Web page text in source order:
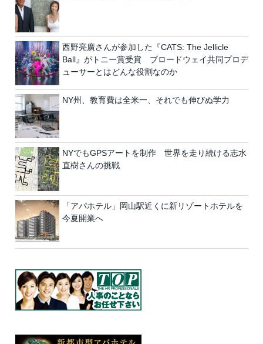
西野亮廣さんが参加した『CATS: The Jellicle
Ball』がトニー賞受賞 ブロードウェイ共同プロデ
ューサーとはどんな役割なのか
NY州、教育費は全米一、それでも伸びぬ学力
NYでもGPSアートを制作 世界を走り続ける志水
直樹さんの挑戦
「アパホテル」岡山駅近くに新リゾートホテルを
今夏開業へ